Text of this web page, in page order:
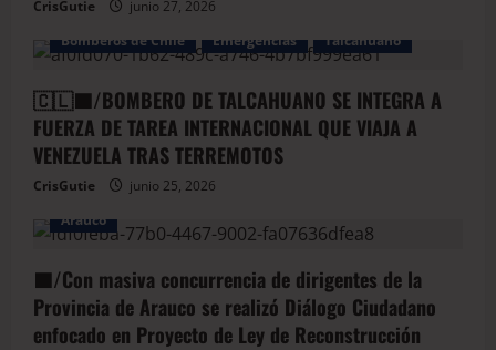
CrisGutie
junio 27, 2026
Bomberos de Chile
Emergencias Talcahuano
🇨🇱🟦/BOMBERO DE TALCAHUANO SE INTEGRA A
FUERZA DE TAREA INTERNACIONAL QUE VIAJA A
VENEZUELA TRAS TERREMOTOS
CrisGutie
junio 25, 2026
Arauco
🟦/Con masiva concurrencia de dirigentes de la
Provincia de Arauco se realizó Diálogo Ciudadano
enfocado en Proyecto de Ley de Reconstrucción